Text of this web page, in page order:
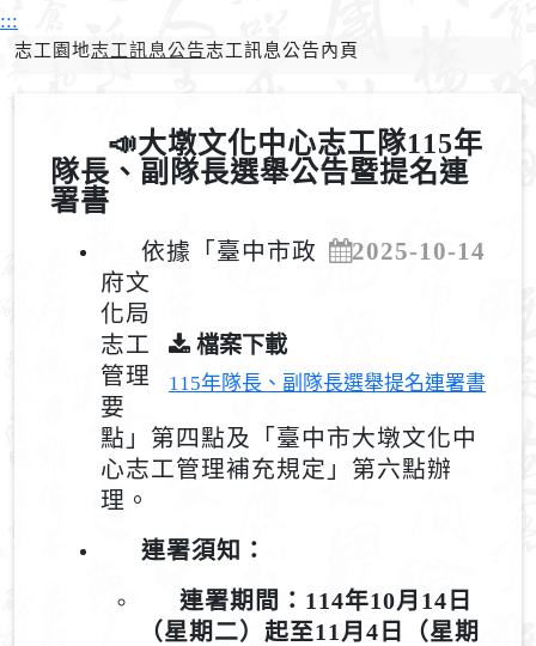
r
e
e
x
:::
志工園地志工訊息公告志工訊息公告內頁
📣大墩文化中心志工隊115年
隊長、副隊長選舉公告暨提名連
署書
2025-10-14
檔案下載
115年隊長、副隊長選舉提名連署書
依據「臺中市政
府文
化局
志工
管理
要
點」第四點及「臺中市大墩文化中
心志工管理補充規定」第六點辦
理。
連署須知：
連署期間：114年10月14日
（星期二）起至11月4日（星期